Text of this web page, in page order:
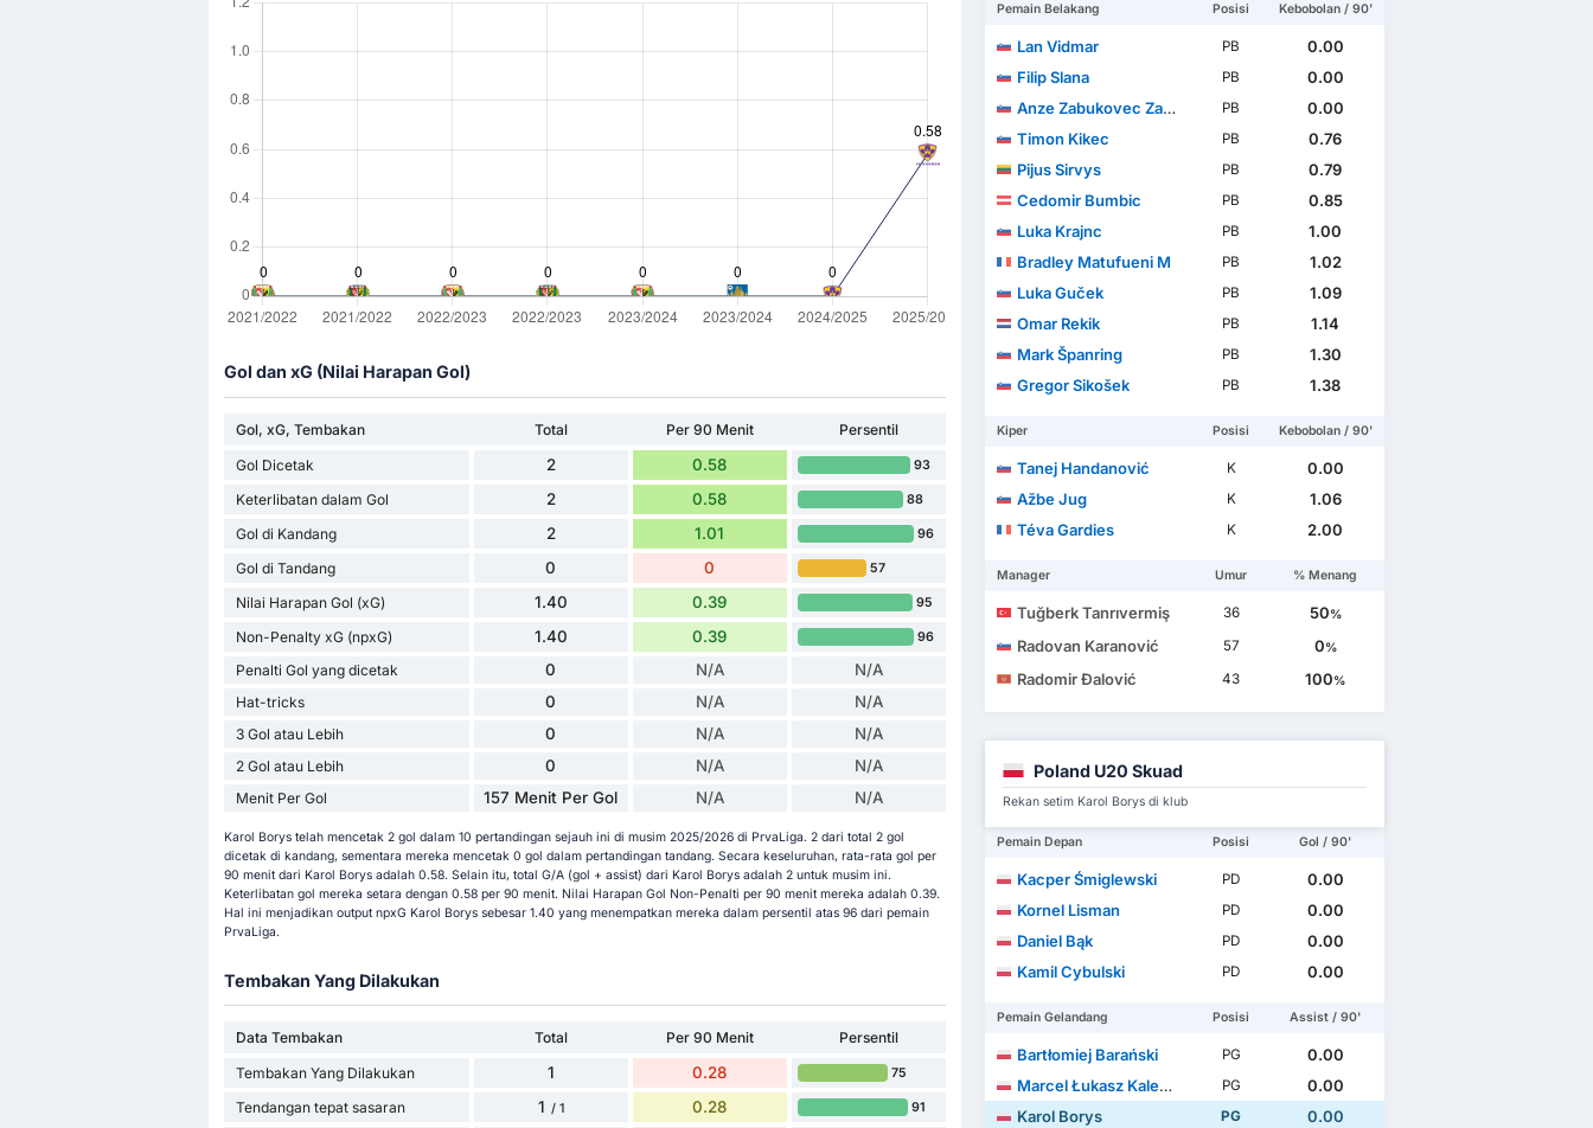
Gol dan xG (Nilai Harapan Gol)
Gol, xG, Tembakan Total Per 90 Menit
Persentil
Gol Dicetak
2 0.58 93
Keterlibatan dalam Gol 2 0.58 88
Gol di Kandang 2 1.01 96
Gol di Tandang 0 0 57
Nilai Harapan Gol (xG) 1.40 0.39 95
Non-Penalty xG (npxG) 1.40 0.39 96
Penalti Gol yang dicetak 0 N/A N/A
Hat-tricks 0 N/A N/A
3 Gol atau Lebih 0 N/A N/A
2 Gol atau Lebih 0 N/A N/A
Menit Per Gol 157 Menit Per Gol N/A N/A
Karol Borys telah mencetak 2 gol dalam 10 pertandingan sejauh ini di musim 2025/2026 di PrvaLiga. 2 dari total 2 gol
dicetak di kandang, sementara mereka mencetak 0 gol dalam pertandingan tandang. Secara keseluruhan, rata-rata gol per
90 menit dari Karol Borys adalah 0.58. Selain itu, total G/A (gol + assist) dari Karol Borys adalah 2 untuk musim ini.
Keterlibatan gol mereka setara dengan 0.58 per 90 menit. Nilai Harapan Gol Non-Penalti per 90 menit mereka adalah 0.39.
Hal ini menjadikan output npxG Karol Borys sebesar 1.40 yang menempatkan mereka dalam persentil atas 96 dari pemain
PrvaLiga.
Tembakan Yang Dilakukan
Data Tembakan Total Per 90 Menit
Persentil
Tembakan Yang Dilakukan
1 0.28 75
Tendangan tepat sasaran 1 / 1 0.28 91
Pemain Belakang Posisi Kebobolan / 90'
Lan Vidmar PB
0.00
Filip Slana
PB
0.00
Anze Zabukovec Zabukovec
PB
0.00
Timon Kikec
PB
0.76
Pijus Sirvys
PB
0.79
Cedomir Bumbic
PB
0.85
Luka Krajnc
PB
1.00
Bradley Matufueni M
PB
1.02
Luka Guček
PB
1.09
Omar Rekik
PB
1.14
Mark Španring
PB
1.30
Gregor Sikošek
PB 1.38
Kiper Posisi Kebobolan / 90'
Tanej Handanović K
0.00
Ažbe Jug
K
1.06
Téva Gardies
K 2.00
Manager Umur % Menang
Tuğberk Tanrıvermiş 36 50%
Radovan Karanović 57 0%
Radomir Đalović 43 100%
Poland U20 Skuad
Rekan setim Karol Borys di klub
Pemain Depan Posisi Gol / 90'
Kacper Śmiglewski PD
0.00
Kornel Lisman
PD
0.00
Daniel Bąk
PD
0.00
Kamil Cybulski
PD 0.00
Pemain Gelandang Posisi Assist / 90'
Bartłomiej Barański PG
0.00
Marcel Łukasz Kalemba
PG
0.00
Karol Borys
PG
0.00